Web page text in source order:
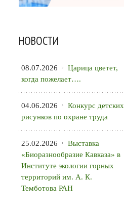
НОВОСТИ
08.07.2026
Царица цветет,
когда пожелает….
04.06.2026
Конкурс детских
рисунков по охране труда
25.02.2026
Выставка
«Биоразнообразие Кавказа» в
Институте экологии горных
территорий им. А. К.
Темботова РАН